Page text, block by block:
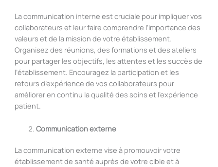
La communication interne est cruciale pour impliquer vos
collaborateurs et leur faire comprendre l’importance des
valeurs et de la mission de votre établissement.
Organisez des réunions, des formations et des ateliers
pour partager les objectifs, les attentes et les succès de
l’établissement. Encouragez la participation et les
retours d’expérience de vos collaborateurs pour
améliorer en continu la qualité des soins et l’expérience
patient.
Communication externe
La communication externe vise à promouvoir votre
établissement de santé auprès de votre cible et à